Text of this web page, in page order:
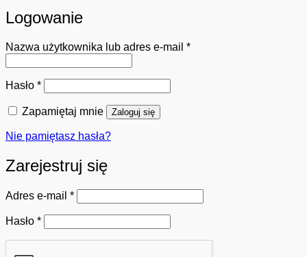
Logowanie
Nazwa użytkownika lub adres e-mail *Wymagane
Hasło *Wymagane
Zapamiętaj mnie Zaloguj się
Nie pamiętasz hasła?
Zarejestruj się
Adres e-mail *Wymagane
Hasło *Wymagane